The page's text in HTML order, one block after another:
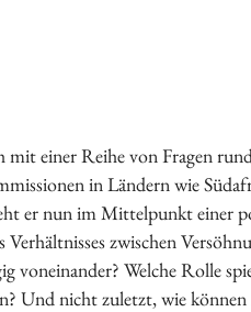
einer Reihe von Fragen
in Ländern wie
er nun im Mittelpunkt einer
zwischen
voneinander? Welche Rolle
Und nicht zuletzt, wie